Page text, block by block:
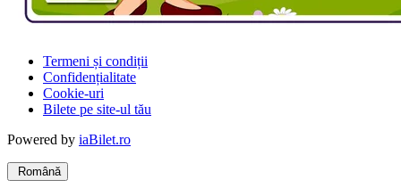
Termeni și condiții
Confidențialitate
Cookie-uri
Bilete pe site-ul tău
Powered by iaBilet.ro
Română